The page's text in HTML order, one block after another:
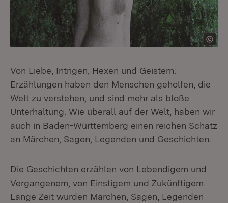
Von Liebe, Intrigen, Hexen und Geistern:
Erzählungen haben den Menschen geholfen, die
Welt zu verstehen, und sind mehr als bloße
Unterhaltung. Wie überall auf der Welt, haben wir
auch in Baden-Württemberg einen reichen Schatz
an Märchen, Sagen, Legenden und Geschichten
Die Geschichten erzählen von Lebendigem und
Vergangenem, von Einstigem und Zukünftigem.
Lange Zeit wurden Märchen, Sagen, Legenden